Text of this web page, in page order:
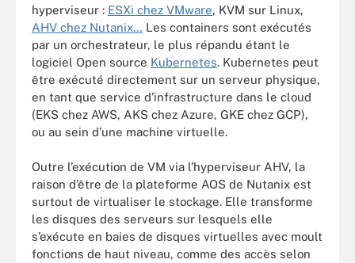
hyperviseur : ESXi chez VMware, KVM sur Linux,
AHV chez Nutanix… Les containers sont exécutés
par un orchestrateur, le plus répandu étant le
logiciel Open source Kubernetes. Kubernetes peut
être exécuté directement sur un serveur physique,
en tant que service d’infrastructure dans le cloud
(EKS chez AWS, AKS chez Azure, GKE chez GCP),
ou au sein d’une machine virtuelle.
Outre l’exécution de VM via l’hyperviseur AHV, la
raison d’être de la plateforme AOS de Nutanix est
surtout de virtualiser le stockage. Elle transforme
les disques des serveurs sur lesquels elle
s’exécute en baies de disques virtuelles avec moult
fonctions de haut niveau, comme des accès selon